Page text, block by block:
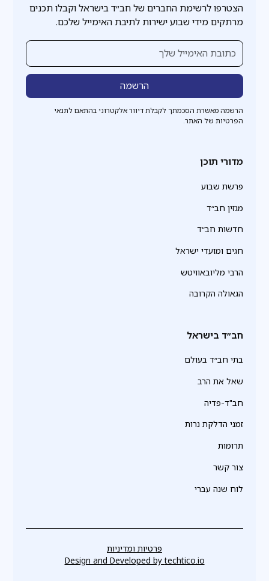
הצטרפו לרשימת החברים של חב״ד בישראל וקבלו תכנים
מרתקים מידי שבוע ישירות לתיבת האימייל שלכם.
הרשמה מאשרת הסכמתך לקבלת דיוור אלקטרוני בהתאם לתנאי
הפרטיות של האתר.
מדורי תוכן
פרשת שבוע
מגזין חב״ד
חדשות חב״ד
חגים ומועדי ישראל
הרבי מליובאוויטש
הגאולה הקרובה
חב״ד בישראל
בתי חב״ד בעולם
שאל את הרב
חב"ד-פדיה
זמני הדלקת נרות
תרומות
צור קשר
לוח שנה עברי
פרטיות ומדיניות
Design and Developed bytechtico.io